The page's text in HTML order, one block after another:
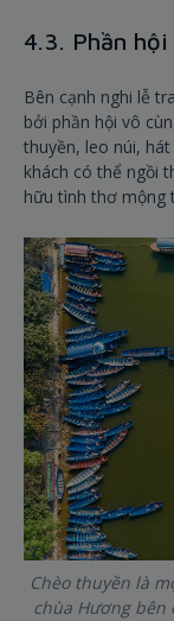
4.3. Phần
Bên cạnh nghi lễ
bởi phần hội vô
thuyền, leo núi,
khách có thể ngồi
hữu tình thơ mộng
Chèo thuyền là
chùa Hương